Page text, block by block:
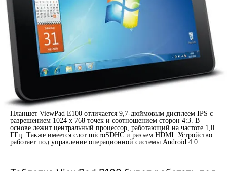
Планшет ViewPad E100 отличается 9,7-дюймовым дисплеем IPS с
разрешением 1024 x 768 точек и соотношением сторон 4:3. В
основе лежит центральный процессор, работающий на частоте 1,0
ГГц. Также имеется слот microSDHC и разъем HDMI. Устройство
работает под управление операционной системы Android 4.0.